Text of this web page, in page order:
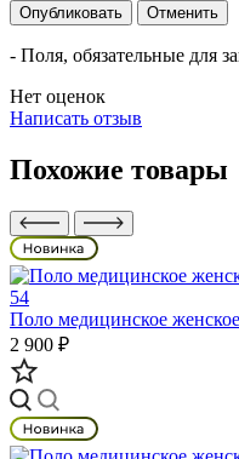
Опубликовать Отменить
- Поля, обязательные для
Нет оценок
Написать отзыв
Похожие товары
Поло медицинское
2 900 ₽